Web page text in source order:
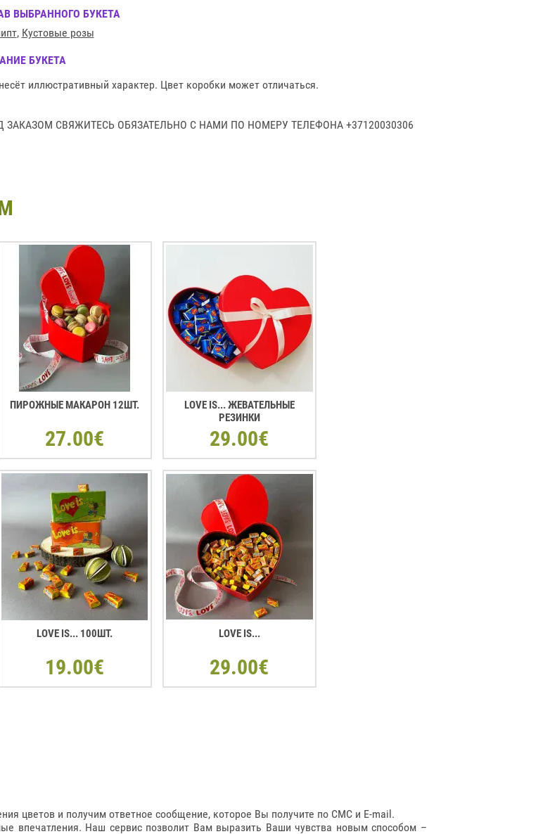
ВЫБРАННОГО БУКЕТА
, Кустовые розы
БУКЕТА
иллюстративный характер. Цвет коробки может отличаться.
ЗАКАЗОМ СВЯЖИТЕСЬ ОБЯЗАТЕЛЬНО С НАМИ ПО НОМЕРУ ТЕЛЕФОНА +37120030306
ПИРОЖНЫЕ МАКАРОН 12ШТ.
27.00€
LOVE IS... ЖЕВАТЕЛЬНЫЕ
РЕЗИНКИ
29.00€
LOVE IS... 100ШТ.
19.00€
LOVE IS...
29.00€
цветов и получим ответное сообщение, которое Вы получите по СМС и E-mail.
впечатления. Наш сервис позволит Вам выразить Ваши чувства новым способом –